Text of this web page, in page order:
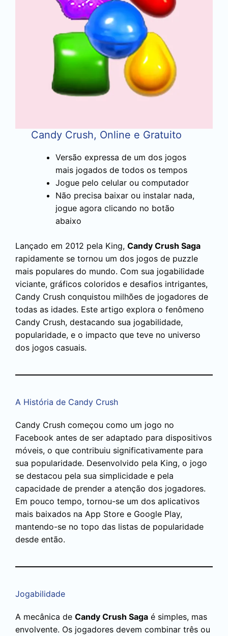
Candy Crush, Online e Gratuito
Versão expressa de um dos jogos
mais jogados de todos os tempos
Jogue pelo celular ou computador
Não precisa baixar ou instalar nada,
jogue agora clicando no botão
abaixo
Lançado em 2012 pela King, Candy Crush Saga
rapidamente se tornou um dos jogos de puzzle
mais populares do mundo. Com sua jogabilidade
viciante, gráficos coloridos e desafios intrigantes,
Candy Crush conquistou milhões de jogadores de
todas as idades. Este artigo explora o fenômeno
Candy Crush, destacando sua jogabilidade,
popularidade, e o impacto que teve no universo
dos jogos casuais.
A História de Candy Crush
Candy Crush começou como um jogo no
Facebook antes de ser adaptado para dispositivos
móveis, o que contribuiu significativamente para
sua popularidade. Desenvolvido pela King, o jogo
se destacou pela sua simplicidade e pela
capacidade de prender a atenção dos jogadores.
Em pouco tempo, tornou-se um dos aplicativos
mais baixados na App Store e Google Play,
mantendo-se no topo das listas de popularidade
desde então.
Jogabilidade
A mecânica de Candy Crush Saga é simples, mas
envolvente. Os jogadores devem combinar três ou